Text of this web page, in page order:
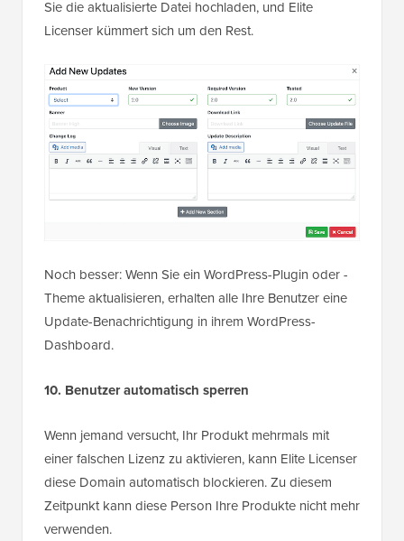
Sie die aktualisierte Datei hochladen, und Elite
Licenser kümmert sich um den Rest.
Noch besser: Wenn Sie ein WordPress-Plugin oder -
Theme aktualisieren, erhalten alle Ihre Benutzer eine
Update-Benachrichtigung in ihrem WordPress-
Dashboard.
10. Benutzer automatisch sperren
Wenn jemand versucht, Ihr Produkt mehrmals mit
einer falschen Lizenz zu aktivieren, kann Elite Licenser
diese Domain automatisch blockieren. Zu diesem
Zeitpunkt kann diese Person Ihre Produkte nicht mehr
verwenden.